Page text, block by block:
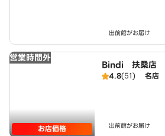
出前館がお届け
営業時間外
お店価格
Bindi 扶桑店
4.8(51) 名店
出前館がお届け